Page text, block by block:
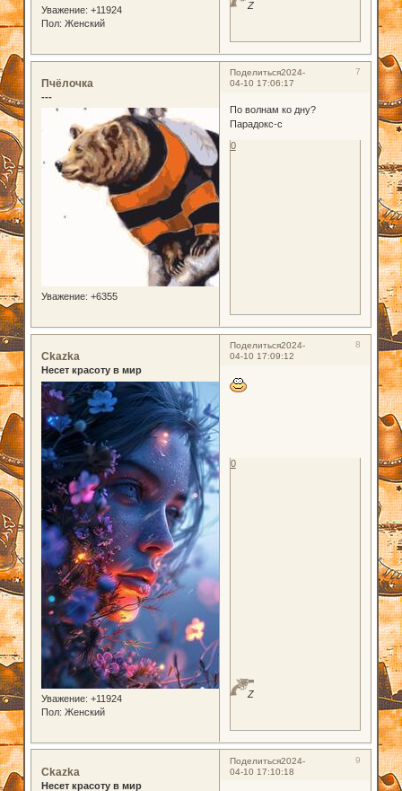
Уважение: +11924
Пол: Женский
Z
Поделиться 7
2024-
04-10 17:06:17
Пчёлочка
---
Уважение: +6355
По волнам ко дну?
Парадокс-с
0
Поделиться 8
2024-
04-10 17:09:12
Ckazka
Несет красоту в мир
Уважение: +11924
Пол: Женский
Z
0
Поделиться 9
2024-
04-10 17:10:18
Ckazka
Несет красоту в мир